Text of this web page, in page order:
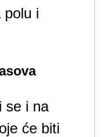
polu i
se i na
će biti